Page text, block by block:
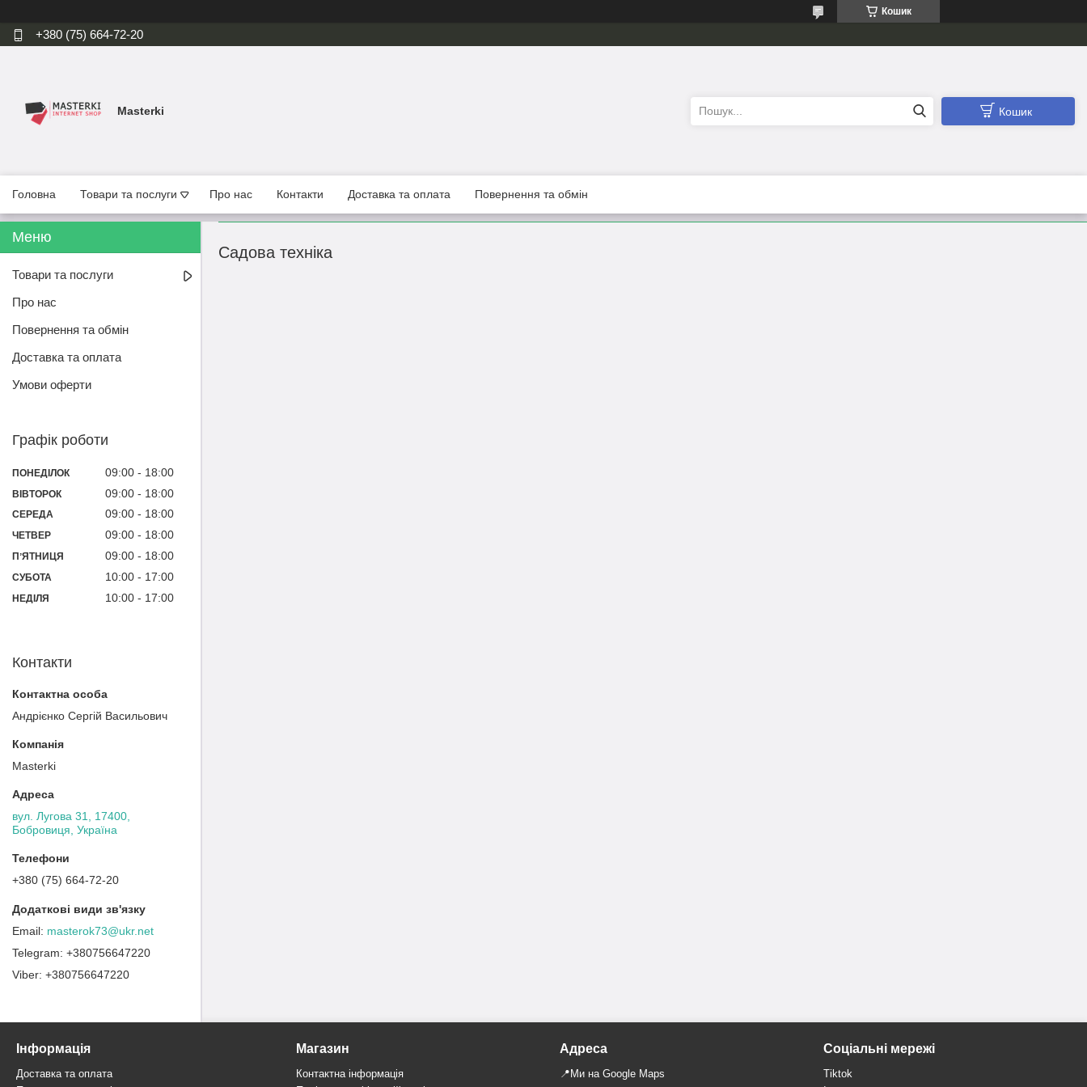
Кошик
+380 (75) 664-72-20
Masterki Кошик
Головна Товари та послуги Про нас Контакти Доставка та оплата Повернення та обмін
Садова техніка
Товари та послуги
Про нас
Повернення та обмін
Доставка та оплата
Умови оферти
Графік роботи
ПОНЕДІЛОК 09:00 18:00
ВІВТОРОК 09:00 18:00
СЕРЕДА 09:00 18:00
ЧЕТВЕР 09:00 18:00
ПʼЯТНИЦЯ 09:00 18:00
СУБОТА 10:00 17:00
НЕДІЛЯ 10:00 17:00
Контакти
Андрієнко Сергій Васильович
Masterki
вул. Лугова 31, 17400,
Бобровиця, Україна
+380 (75) 664-72-20
masterok73@ukr.net
+380756647220
+380756647220
Інформація
Доставка та оплата
Магазин
Контактна інформація
Адреса
📍Ми на Google Maps
Соціальні мережі
Tiktok